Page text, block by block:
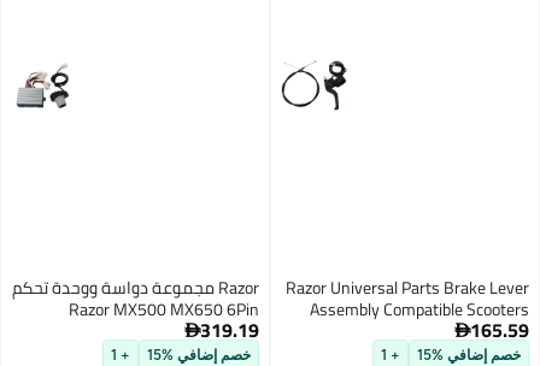
Razor Universal Parts Brake Lever
Assembly Compatible Scooters
165.59
خصم إضافي %15 + 1
Razor مجموعة دواسة ووحدة تحكم
Razor MX500 MX650 6Pin
319.19
خصم إضافي %15 + 1